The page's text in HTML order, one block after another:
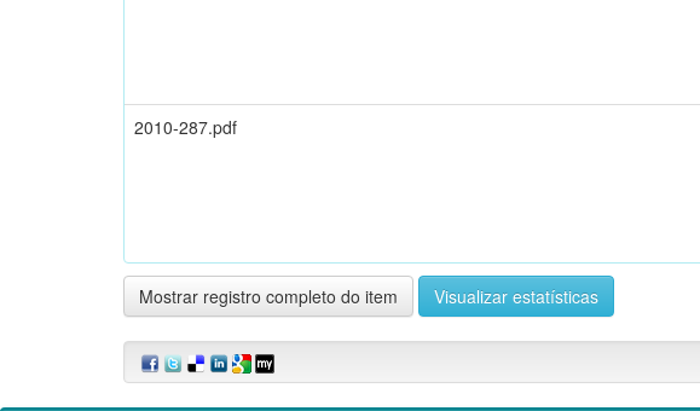
2010-287.pdf
Mostrar registro completo do item Visualizar estatísticas